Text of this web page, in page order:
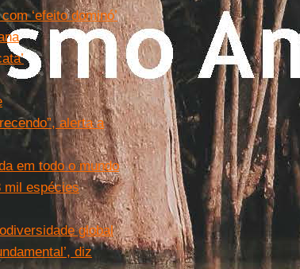
‘efeito dominó’
alerta a
em todo o mundo
mil espécies
global
diz